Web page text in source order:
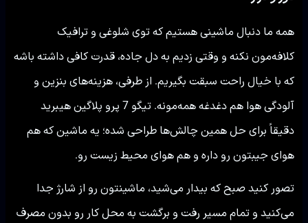
همه ما دنبال ماشینی هستیم که توی شلوغی و ترافیک
کلافه‌مون نکنه و وقتی زدیم به دل جاده، قدرت کافی داشته باشه
که با خیال راحت سبقت بگیریم. از طرفی، هزینه‌های بنزین و
آلودگی هوا هم دغدغه همه‌مونه. تیگو 7 پرو پلاگین هیبرید
دقیقاً برای حل همین چالش‌ها طراحی شده؛ یه ماشین که هم
هوای جیبتون رو داره و هم هوای محیط زیست رو.
تصور کنید صبح که بیدار می‌شید، ماشینتون رو از شارژ جدا
می‌کنید و تمام مسیر رفت و برگشت به محل کار رو بدون مصرف